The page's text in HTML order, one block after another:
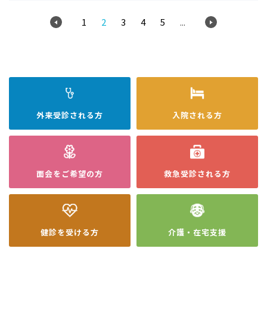
1 2 3 4 5 ...
外来受診される方 入院される方
面会を ご希望の方 救急受診される方
健診を受ける方 介護・在宅支援